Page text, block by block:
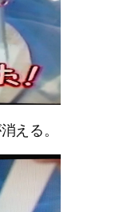
える。